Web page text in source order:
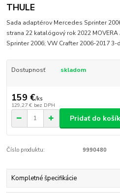
THULE
Sada adaptérov Mercedes Sprinter
strana 22 katalógový rok 2022
Sprinter 2006; VW Crafter 2006-2017
Dostupnosť skladom
159 €/ks
129,27 € bez DPH
Pridať do
Číslo produktu: 9990480
Kompletné špecifikácie